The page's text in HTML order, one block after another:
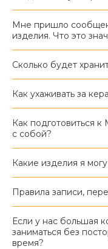
Мне пришло
изделия. Что это
Сколько будет
Как ухаживать за
Как подготовиться
с собой?
Какие изделия я
Правила записи,
Если у нас большая
заниматься без
время?